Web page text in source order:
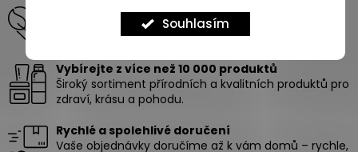
Souhlasím
d
a
c
í
p
r
v
y
v
pomůžeme vám vybrat produkty na míru vašim
Vybírejte z více než 10 000 produktů
Široký sortiment přírodních a kvalitních produktů pro
zdraví, krásu a pohodu.
Rychlé a spolehlivé doručení
Vaše objednávky doručíme až k vám domů – rychle,